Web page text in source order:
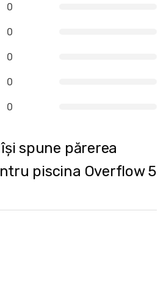
0
0
0
0
0
spune părerea
piscina Overflow 5